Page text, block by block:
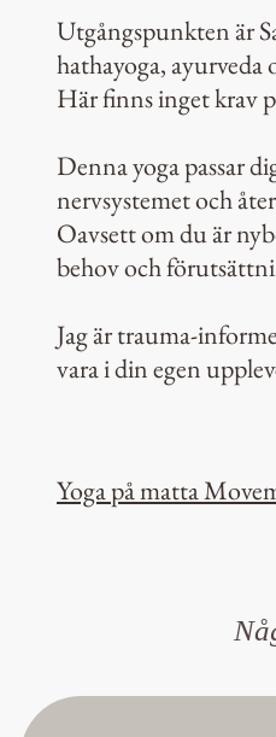
Utgångspunkten är
hathayoga,
Här finns inget krav
Denna yoga passar
nervsystemet och
Oavsett om du är
behov och
Jag är trauma-
vara i din egen
Yoga på matta